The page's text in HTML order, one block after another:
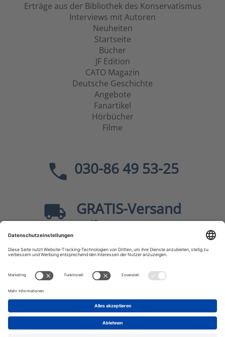
Erträge aus der Bibliothek des Konservatismus
Interviews mit Autoren
Neuheiten
Startseite
Bücher
JF Edition
CATO Magazin
Deutsche Geschichte
Angebote
Fanartikel
Hörbücher
Filme
030-86 49 53-25
GRATIS-Versand
40
Sicher dank SSL
* Alle Preiseinkl. MwSt., zzgl.Versandkosten
JF-Buchdienst – Aktuelle Bücher zu Politik, Geschichte,